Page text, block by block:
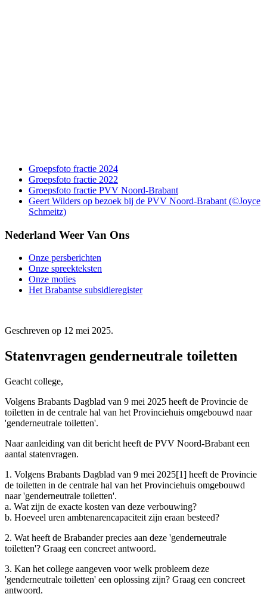
Groepsfoto fractie 2024
Groepsfoto fractie 2022
Groepsfoto fractie PVV Noord-Brabant
Geert Wilders op bezoek bij de PVV Noord-Brabant (©Joyce
Schmeitz)
Nederland Weer Van Ons
Onze persberichten
Onze spreekteksten
Onze moties
Het Brabantse subsidieregister
Geschreven op 12 mei 2025.
Statenvragen genderneutrale toiletten
Geacht college,
Volgens Brabants Dagblad van 9 mei 2025 heeft de Provincie de
toiletten in de centrale hal van het Provinciehuis omgebouwd naar
'genderneutrale toiletten'.
Naar aanleiding van dit bericht heeft de PVV Noord-Brabant een
aantal statenvragen.
1. Volgens Brabants Dagblad van 9 mei 2025[1] heeft de Provincie
de toiletten in de centrale hal van het Provinciehuis omgebouwd
naar 'genderneutrale toiletten'.
a. Wat zijn de exacte kosten van deze verbouwing?
b. Hoeveel uren ambtenarencapaciteit zijn eraan besteed?
2. Wat heeft de Brabander precies aan deze 'genderneutrale
toiletten'? Graag een concreet antwoord.
3. Kan het college aangeven voor welk probleem deze
'genderneutrale toiletten' een oplossing zijn? Graag een concreet
antwoord.